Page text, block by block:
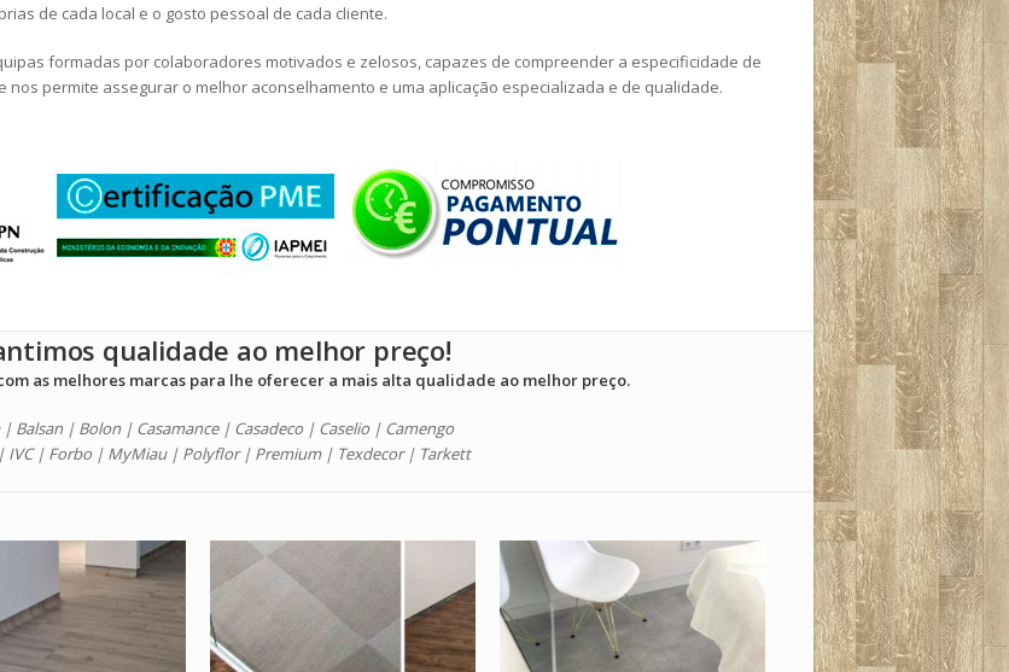
de cada local e o gosto pessoal de cada cliente.
formadas por colaboradores motivados e zelosos, capazes de compreender a especificidade de
nos permite assegurar o melhor aconselhamento e uma aplicação especializada e de qualidade.
qualidade ao melhor preço!
as melhores marcas para lhe oferecer a mais alta qualidade ao melhor preço.
| Balsan | Bolon | Casamance | Casadeco | Caselio | Camengo
IVC| Forbo | MyMiau | Polyflor | Premium | Texdecor | Tarkett
Clínica Porto
Polyflor